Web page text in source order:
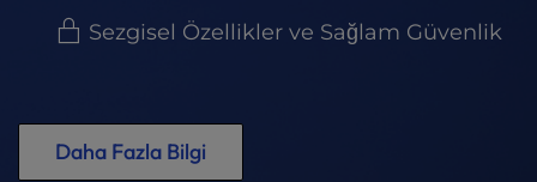
Sezgisel Özellikler ve Sağlam Güvenlik
Daha Fazla Bilgi